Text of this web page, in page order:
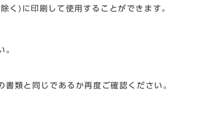
く)に印刷して使用することができます。
。
類と同じであるか再度ご確認ください。